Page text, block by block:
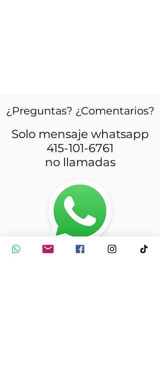
¿Preguntas? ¿Comentarios?
Solo mensaje whatsapp
415-101-6761
no llamadas